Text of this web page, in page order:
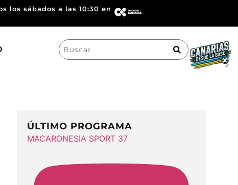
los sábados a las 10:30 en
Search
for:
ÚLTIMO PROGRAMA
MACARONESIA SPORT 37